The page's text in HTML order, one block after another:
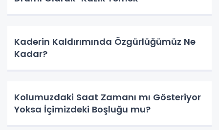
Kaderin Kaldırımında Özgürlüğümüz Ne
Kadar?
Kolumuzdaki Saat Zamanı mı Gösteriyor
Yoksa İçimizdeki Boşluğu mu?